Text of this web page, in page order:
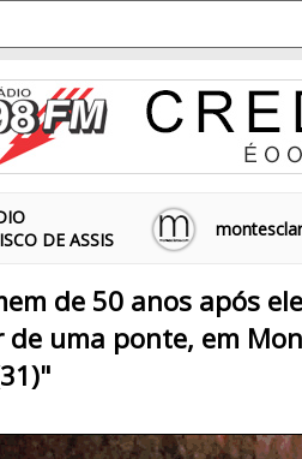
DE ASSIS
de 50 anos após
uma ponte, em